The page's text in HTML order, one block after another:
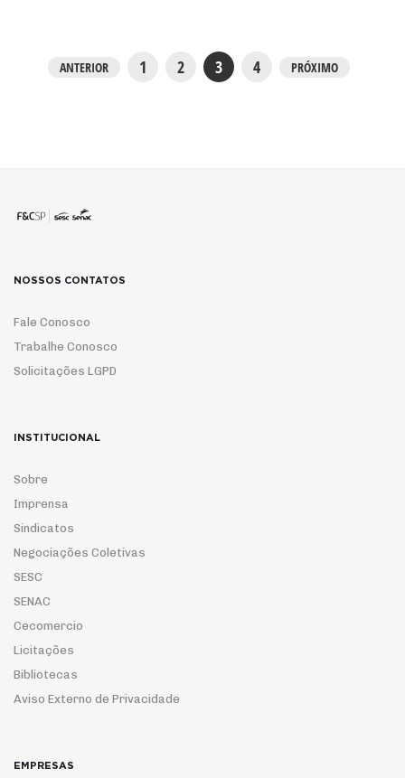
ANTERIOR 1 2 3 4 PRÓXIMO
NOSSOS CONTATOS
Fale Conosco
Trabalhe Conosco
Solicitações LGPD
INSTITUCIONAL
Sobre
Imprensa
Sindicatos
Negociações Coletivas
SESC
SENAC
Cecomercio
Licitações
Bibliotecas
Aviso Externo de Privacidade
EMPRESAS